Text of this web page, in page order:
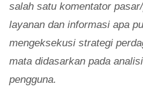
salah satu komentator
layanan dan informasi apa
mengeksekusi strategi
mata didasarkan pada
pengguna.